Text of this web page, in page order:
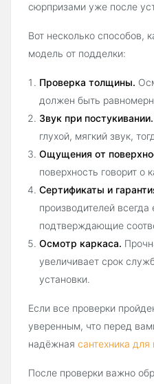
сюрпризами уже после
Вот несколько способов,
модель от подделки:
Проверка толщины.
должен быть
Звук при постукивании.
глухой, мягкий звук,
Ощущения от
поверхность говорит о
Сертификаты и
производителей
подтверждающие
Осмотр каркаса.
увеличивает срок
установки.
Если все проверки
уверенным, что перед
надёжная сантехника для
После проверки важно